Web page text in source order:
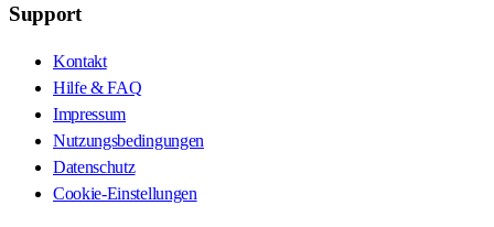
Support
Kontakt
Hilfe & FAQ
Impressum
Nutzungsbedingungen
Datenschutz
Cookie-Einstellungen